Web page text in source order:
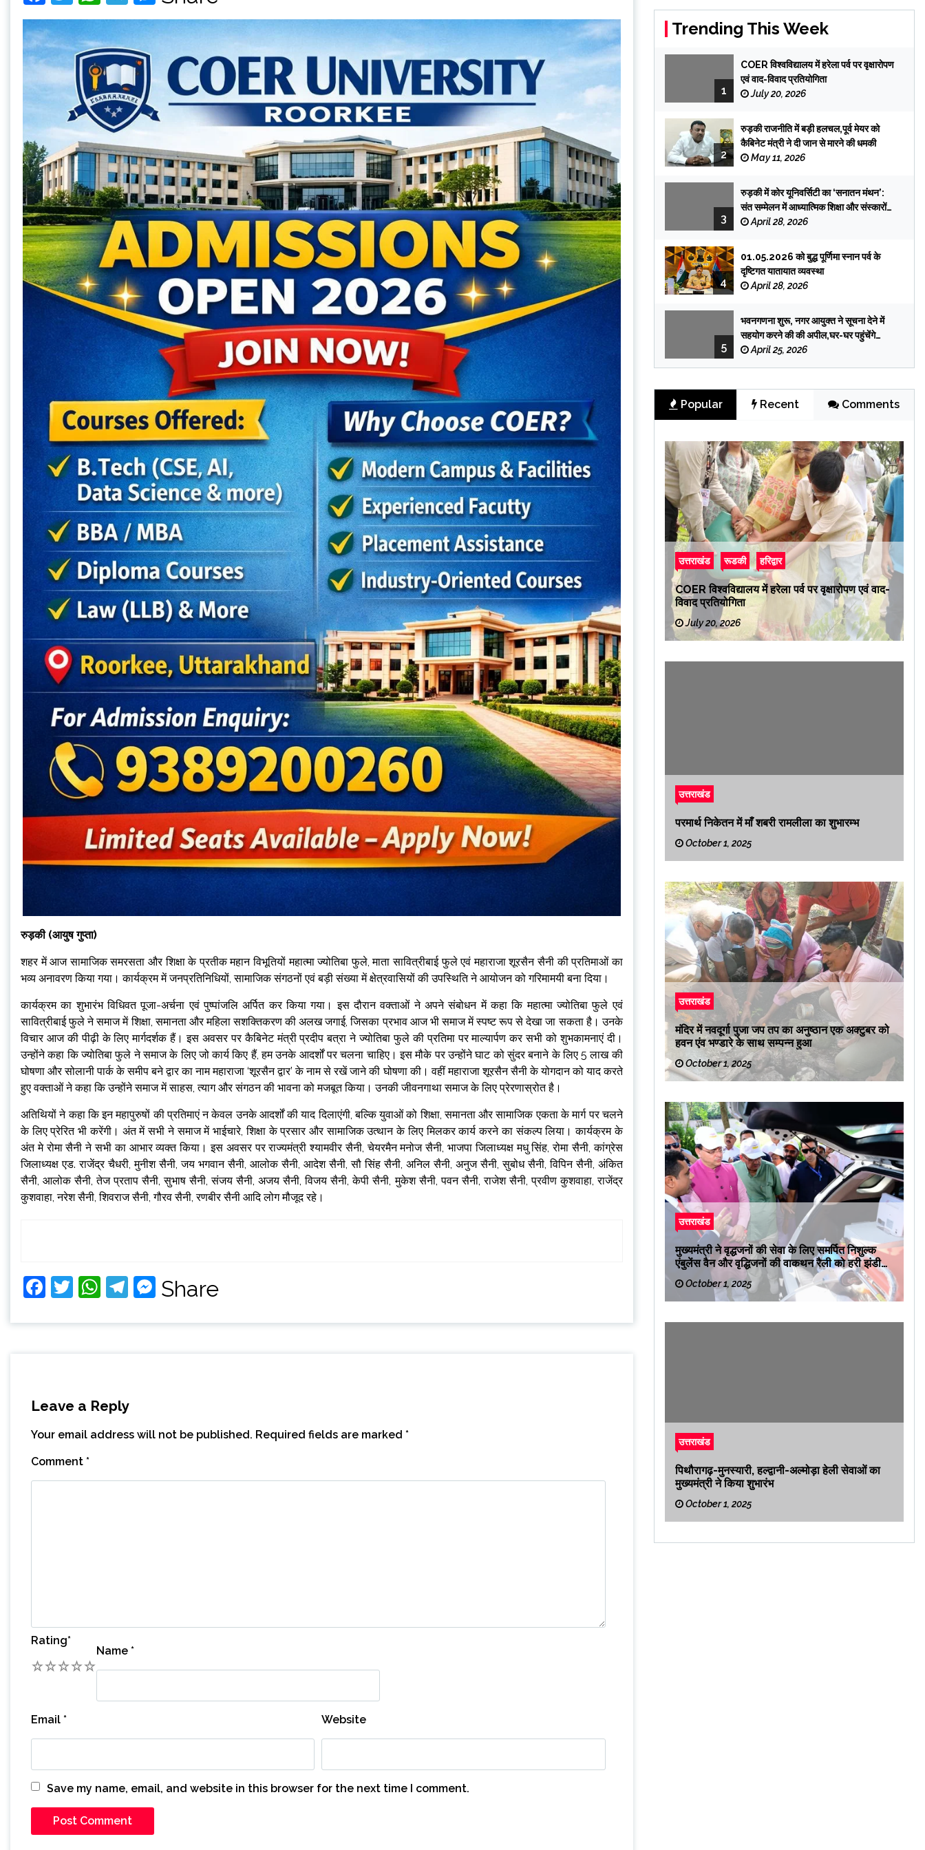
रुड़की (आयुष गुप्ता)
शहर में आज सामाजिक समरसता और शिक्षा के प्रतीक महान विभूतियों महात्मा ज्योतिबा फुले, माता सावित्रीबाई फुले एवं महाराजा शूरसैन सैनी की प्रतिमाओं का
भव्य अनावरण किया गया। कार्यक्रम में जनप्रतिनिधियों, सामाजिक संगठनों एवं बड़ी संख्या में क्षेत्रवासियों की उपस्थिति ने आयोजन को गरिमामयी बना दिया।
कार्यक्रम का शुभारंभ विधिवत पूजा-अर्चना एवं पुष्पांजलि अर्पित कर किया गया। इस दौरान वक्ताओं ने अपने संबोधन में कहा कि महात्मा ज्योतिबा फुले एवं
सावित्रीबाई फुले ने समाज में शिक्षा, समानता और महिला सशक्तिकरण की अलख जगाई, जिसका प्रभाव आज भी समाज में स्पष्ट रूप से देखा जा सकता है। उनके
विचार आज की पीढ़ी के लिए मार्गदर्शक हैं। इस अवसर पर कैबिनेट मंत्री प्रदीप बत्रा ने ज्योतिबा फुले की प्रतिमा पर माल्यार्पण कर सभी को शुभकामनाएं दी।
उन्होंने कहा कि ज्योतिबा फुले ने समाज के लिए जो कार्य किए हैं, हम उनके आदर्शों पर चलना चाहिए। इस मौके पर उन्होंने घाट को सुंदर बनाने के लिए 5 लाख की
घोषणा और सोलानी पार्क के समीप बने द्वार का नाम महाराजा ‘शूरसैन द्वार’ के नाम से रखें जाने की घोषणा की। वहीं महाराजा शूरसैन सैनी के योगदान को याद करते
हुए वक्ताओं ने कहा कि उन्होंने समाज में साहस, त्याग और संगठन की भावना को मजबूत किया। उनकी जीवनगाथा समाज के लिए प्रेरणास्रोत है।
अतिथियों ने कहा कि इन महापुरुषों की प्रतिमाएं न केवल उनके आदर्शों की याद दिलाएंगी, बल्कि युवाओं को शिक्षा, समानता और सामाजिक एकता के मार्ग पर चलने
के लिए प्रेरित भी करेंगी। अंत में सभी ने समाज में भाईचारे, शिक्षा के प्रसार और सामाजिक उत्थान के लिए मिलकर कार्य करने का संकल्प लिया। कार्यक्रम के
अंत मे रोमा सैनी ने सभी का आभार व्यक्त किया। इस अवसर पर राज्यमंत्री श्यामवीर सैनी, चेयरमैन मनोज सैनी, भाजपा जिलाध्यक्ष मधु सिंह, रोमा सैनी, कांग्रेस
जिलाध्यक्ष एड. राजेंद्र चैधरी, मुनीश सैनी, जय भगवान सैनी, आलोक सैनी, आदेश सैनी, सौ सिंह सैनी, अनिल सैनी, अनुज सैनी, सुबोध सैनी, विपिन सैनी, अंकित
सैनी, आलोक सैनी, तेज प्रताप सैनी, सुभाष सैनी, संजय सैनी, अजय सैनी, विजय सैनी, केपी सैनी, मुकेश सैनी, पवन सैनी, राजेश सैनी, प्रवीण कुशवाहा, राजेंद्र
कुशवाहा, नरेश सैनी, शिवराज सैनी, गौरव सैनी, रणबीर सैनी आदि लोग मौजूद रहे।
Facebook
Twitter
WhatsApp
Telegram
Messenger
Share
Leave a Reply
Your email address will not be published. Required fields are marked *
Comment *
Rating*
5
4
3
2
Name *
Email * Website
Save my name, email, and website in this browser for the next time I comment.
Trending This Week
1
COER विश्वविद्यालय में हरेला पर्व पर वृक्षारोपण
एवं वाद-विवाद प्रतियोगिता
July 20, 2026
2
रुड़की राजनीति में बड़ी हलचल,पूर्व मेयर को
कैबिनेट मंत्री ने दी जान से मारने की धमकी
May 11, 2026
3
रुड़की में कोर यूनिवर्सिटी का ‘सनातन मंथन’:
संत सम्मेलन में आध्यात्मिक शिक्षा और संस्कारों
पर जोर
April 28, 2026
4
01.05.2026 को बुद्ध पूर्णिमा स्नान पर्व के
दृष्टिगत यातायात व्यवस्था
April 28, 2026
5
भवनगणना शुरू, नगर आयुक्त ने सूचना देने में
सहयोग करने की की अपील,घर-घर पहुंचेंगे
प्रगणक
April 25, 2026
Popular Recent Comments
उत्तराखंड रूडकी हरिद्वार
COER विश्वविद्यालय में हरेला पर्व पर वृक्षारोपण एवं वाद-
विवाद प्रतियोगिता
July 20, 2026
उत्तराखंड
परमार्थ निकेतन में माँ शबरी रामलीला का शुभारम्भ
October 1, 2025
उत्तराखंड
मंदिर में नवदूर्गा पुजा जप तप का अनुष्ठान एक अक्टुबर को
हवन एंव भण्डारे के साथ सम्पन्न हुआ
October 1, 2025
उत्तराखंड
मुख्यमंत्री ने वृद्धजनों की सेवा के लिए समर्पित निशुल्क
एंबुलेंस वैन और वृद्धिजनों की वाकथन रैली को हरी झंडी
दिखाकर रवाना किया
October 1, 2025
उत्तराखंड
पिथौरागढ़-मुनस्यारी, हल्द्वानी-अल्मोड़ा हेली सेवाओं का
मुख्यमंत्री ने किया शुभारंभ
October 1, 2025